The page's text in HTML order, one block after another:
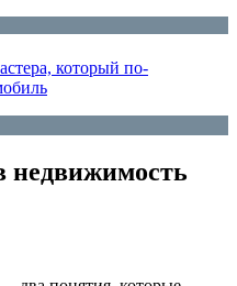
который по-
недвижимость